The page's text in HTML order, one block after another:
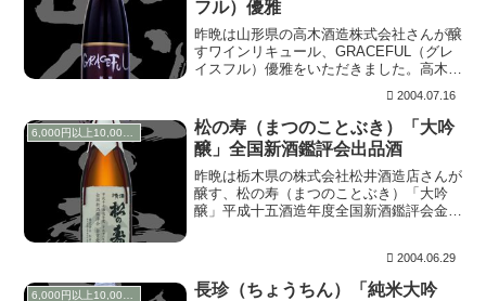
フル）優雅
昨晩は山形県の高木酒造株式会社さんが醸
すワインリキュール、GRACEFUL（グレ
イスフル）優雅をいただきました。高木酒
すが、とにかくいろいろなことに挑戦する
意欲あふれる蔵元さんです。 ワイングラ
スにそそ...
2004.07.16
松の寿（まつのことぶき）「大吟
醸」全国新酒鑑評会出品酒
昨晩は栃木県の株式会社松井酒造店さんが
醸す、松の寿（まつのことぶき）「大吟
醸」平成十五酒造年度全国新酒鑑評会金賞
う。心地よいフルーティーな香りの後、含
むと同じ系統の含み...
2004.06.29
長珍（ちょうちん）「純米大吟